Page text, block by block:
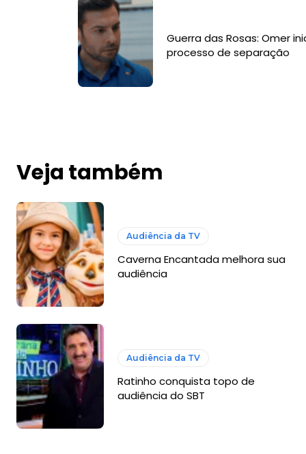
Guerra das Rosas: Omer
processo de separação
Veja também
Audiência da TV
Caverna Encantada melhora sua
audiência
Audiência da TV
Ratinho conquista topo de
audiência do SBT